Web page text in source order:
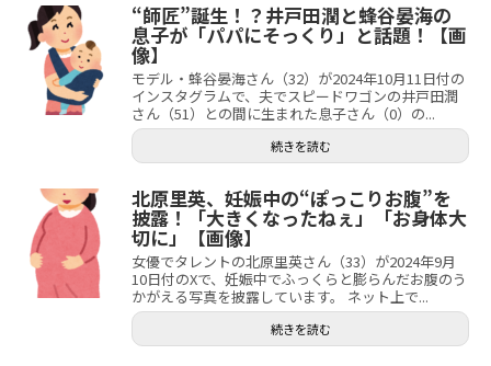
“師匠”誕生！？井戸田潤と蜂谷晏海の
息子が「パパにそっくり」と話題！【画
像】
モデル・蜂谷晏海さん（32）が2024年10月11日付の
インスタグラムで、夫でスピードワゴンの井戸田潤
さん（51）との間に生まれた息子さん（0）の...
続きを読む
北原里英、妊娠中の“ぽっこりお腹”を
披露！「大きくなったねぇ」「お身体大
切に」【画像】
女優でタレントの北原里英さん（33）が2024年9月
10日付のXで、妊娠中でふっくらと膨らんだお腹のう
かがえる写真を披露しています。 ネット上で...
続きを読む